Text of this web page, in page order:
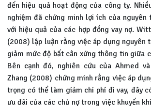
đến hiệu quả hoạt động của công ty.
nghiệm đã chứng minh lợi ích của
với hiệu quả của các hợp đồng vay nợ.
(2008) lập luận rằng việc áp dụng nguyên
giảm mức độ bất cân xứng thông tin giữa
Bên cạnh đó, nghiên cứu của Ahmed
Zhang (2008) chứng minh rằng việc áp
trọng có thể làm giảm chi phí đi vay, đây
ưu đãi của các chủ nợ trong việc khuyến